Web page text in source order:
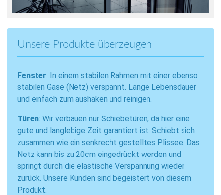
Unsere Produkte überzeugen
Fenster: In einem stabilen Rahmen mit einer ebenso
stabilen Gase (Netz) verspannt. Lange Lebensdauer
und einfach zum aushaken und reinigen.
Türen: Wir verbauen nur Schiebetüren, da hier eine
gute und langlebige Zeit garantiert ist. Schiebt sich
zusammen wie ein senkrecht gestelltes Plissee. Das
Netz kann bis zu 20cm eingedrückt werden und
springt durch die elastische Verspannung wieder
zurück. Unsere Kunden sind begeistert von diesem
Produkt.